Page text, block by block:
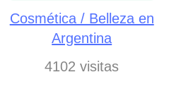
Cosmética / Belleza en
Argentina
4102 visitas